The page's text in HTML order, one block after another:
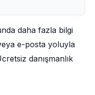
daha fazla bilgi
e-posta yoluyla
danışmanlık